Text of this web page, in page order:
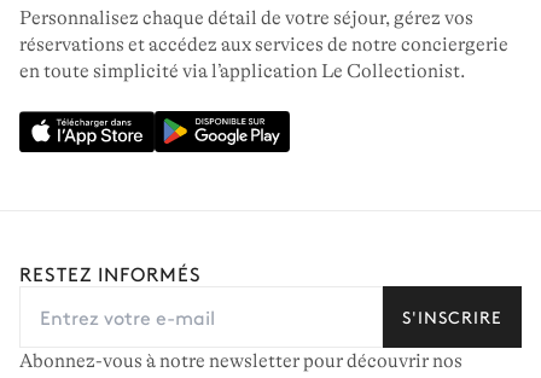
Personnalisez chaque détail de votre séjour, gérez vos
réservations et accédez aux services de notre conciergerie
en toute simplicité via l’application Le Collectionist.
RESTEZ INFORMÉS
S'INSCRIRE
Abonnez-vous à notre newsletter pour découvrir nos